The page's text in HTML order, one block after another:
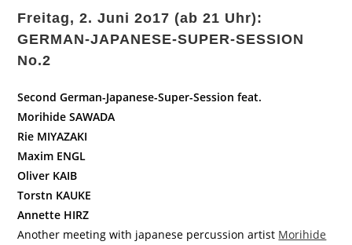
Freitag, 2. Juni 2o17 (ab 21 Uhr):
GERMAN-JAPANESE-SUPER-SESSION
No.2
Second German-Japanese-Super-Session feat.
Morihide SAWADA
Rie MIYAZAKI
Maxim ENGL
Oliver KAIB
Torstn KAUKE
Annette HIRZ
Another meeting with japanese percussion artist Morihide